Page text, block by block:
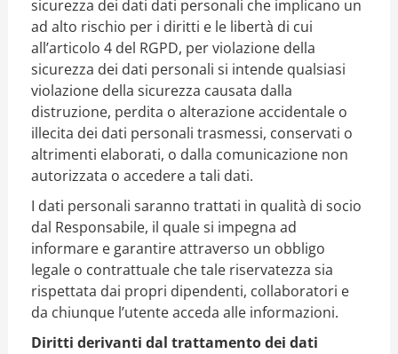
sicurezza dei dati dati personali che implicano un
ad alto rischio per i diritti e le libertà di cui
all’articolo 4 del RGPD, per violazione della
sicurezza dei dati personali si intende qualsiasi
violazione della sicurezza causata dalla
distruzione, perdita o alterazione accidentale o
illecita dei dati personali trasmessi, conservati o
altrimenti elaborati, o dalla comunicazione non
autorizzata o accedere a tali dati.
I dati personali saranno trattati in qualità di socio
dal Responsabile, il quale si impegna ad
informare e garantire attraverso un obbligo
legale o contrattuale che tale riservatezza sia
rispettata dai propri dipendenti, collaboratori e
da chiunque l’utente acceda alle informazioni.
Diritti derivanti dal trattamento dei dati